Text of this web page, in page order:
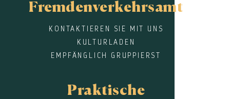
Fremdenverkehrsamt
KONTAKTIEREN SIE MIT UNS
KULTURLADEN
EMPFÄNGLICH GRUPPIERST
Praktische